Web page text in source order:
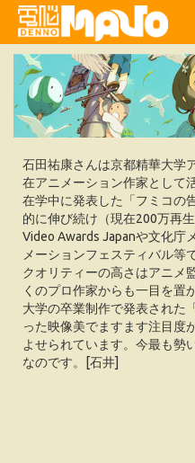
石田祐康さんは京都精華大学
在アニメーション作家として
在学中に発表した「フミコの
的に伸び続け（現在200万再
Video Awards Japanや文化庁
メーションフェスティバル等
クオリティーの高さはアニメ
くのプロ作家からも一目を置
大学の卒業制作で発表された
った映像美でますます注目度
よせられています。今最も勢
なのです。[石井]